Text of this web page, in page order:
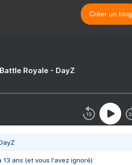
Créer un blog
Royale - DayZ
13 ans (et vous l'avez ignoré)